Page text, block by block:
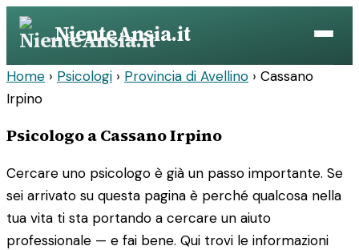
Vai
contenuto
NienteAnsia.it
Home › Psicologi › Provincia di Avellino › Cassano
Irpino
Psicologo a Cassano Irpino
Cercare uno psicologo è già un passo importante. Se
sei arrivato su questa pagina è perché qualcosa nella
tua vita ti sta portando a cercare un aiuto
professionale — e fai bene. Qui trovi le informazioni